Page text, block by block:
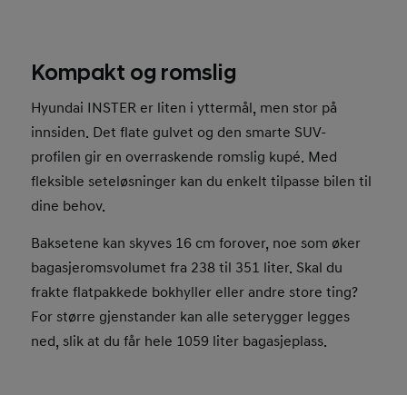
Kompakt og romslig
Hyundai INSTER er liten i yttermål, men stor på
innsiden. Det flate gulvet og den smarte SUV-
profilen gir en overraskende romslig kupé. Med
fleksible seteløsninger kan du enkelt tilpasse bilen til
dine behov.
Baksetene kan skyves 16 cm forover, noe som øker
bagasjeromsvolumet fra 238 til 351 liter. Skal du
frakte flatpakkede bokhyller eller andre store ting?
For større gjenstander kan alle seterygger legges
ned, slik at du får hele 1059 liter bagasjeplass.